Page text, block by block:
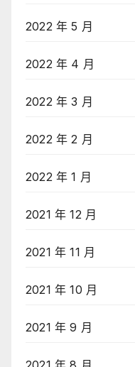
2022 年 5 月
2022 年 4 月
2022 年 3 月
2022 年 2 月
2022 年 1 月
2021 年 12 月
2021 年 11 月
2021 年 10 月
2021 年 9 月